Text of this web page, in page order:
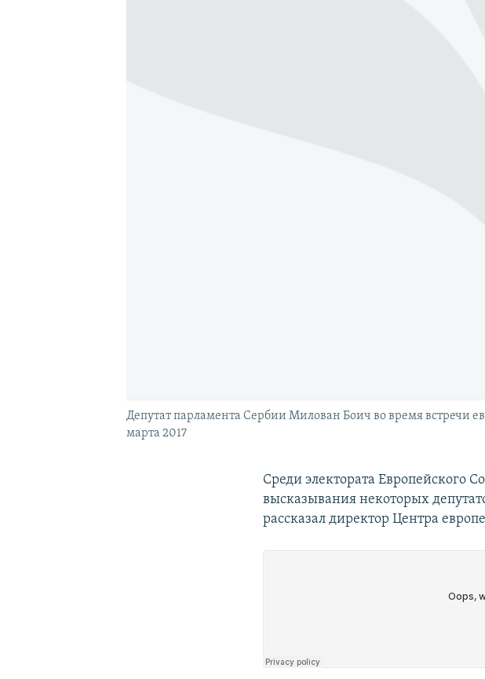
Депутат парламента Сербии Милован Боич во время встречи
марта 2017
Среди электората Европейского
высказывания некоторых
рассказал директор Центра